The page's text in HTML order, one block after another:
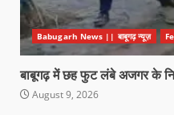
Babugarh News || बाबूगढ़ न्यूज़
बाबूगढ़ में छह फुट लंबे अजगर के
August 9, 2026